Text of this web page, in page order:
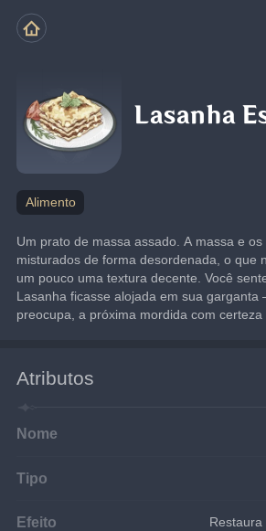
Lasanha
Alimento
Um prato de massa assado. A massa e os
misturados de forma desordenada, o que
um pouco uma textura decente. Você
Lasanha ficasse alojada em sua
preocupa, a próxima mordida com certeza
Atributos
Nome
Tipo
Efeito
Restaura